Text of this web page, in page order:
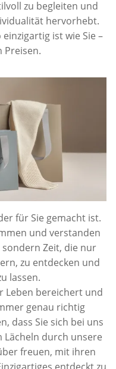
zu begleiten und
hervorhebt.
ist wie Sie –
Preisen.
für Sie gemacht ist.
und verstanden
sondern Zeit, die nur
zu entdecken und
lassen.
Leben bereichert und
genau richtig
dass Sie sich bei uns
Lächeln durch unsere
freuen, mit ihren
entdeckt zu